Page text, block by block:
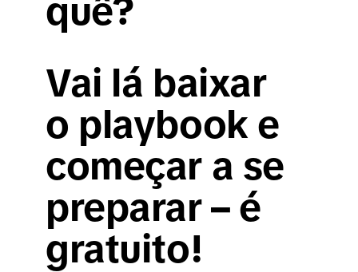
quê?
Vai lá baixar
o playbook e
começar a se
preparar – é
gratuito!